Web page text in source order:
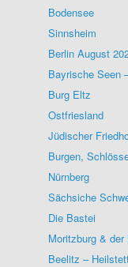
Bodensee
Sinnsheim
Berlin August
Bayrische Seen
Burg Eltz
Ostfriesland
Jüdischer
Burgen,
Nürnberg
Sächsiche
Die Bastei
Moritzburg &
Beelitz –